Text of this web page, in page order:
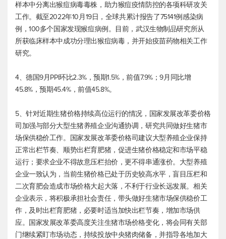
样本中分离出猴痘病毒毒株，助力猴痘疫情防控的各项科研攻关
工作。截至2022年10月19日，全球共累计报告了75141例感染病
例，100多个国家发现猴痘病例。目前，武汉生物制品研究所从
所获临床样本中成功分理出猴痘病毒，并开始疫苗药物相关工作
研究。
4、德国9月PPI环比2.3%，预期1.5%，前值7.9%；9月同比增
45.8%，预期45.4%，前值45.8%。
5、针对近期生猪价格持续高位运行的情况，国家发展改革委价格
司加强与部分大型生猪养殖企业沟通协调，研究共同做好生猪市
场保供稳价工作。国家发展改革委价格司建议大型养殖企业保持
正常出栏节奏、顺势出栏育肥猪，促进生猪价格稳定和市场平稳
运行；要求企业不得故意压栏抬价，更不得串通涨价。大型养殖
企业一致认为，当前生猪价格已处于历史较高水平，盲目压栏和
二次育肥会造成市场价格大起大落，不利于行业长远发展。相关
企业表示，将积极承担社会责任，带头做好生猪市场保供稳价工
作，及时出栏育肥猪，必要时适当加快出栏节奏，增加市场供
应。国家发展改革委高度关注生猪市场价格变化，将会同有关部
门继续紧盯市场动态，持续投放中央猪肉储备，并指导各地加大